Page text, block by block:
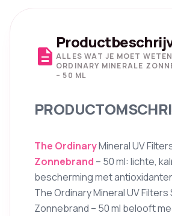
description ALLES WAT JE MOET
ORDINARY MINERALE
– 50 ML
The OrdinaryMineral UV
Zonnebrand – 50 ml: lichte,
bescherming met
The Ordinary Mineral UV Filters
Zonnebrand – 50 ml belooft